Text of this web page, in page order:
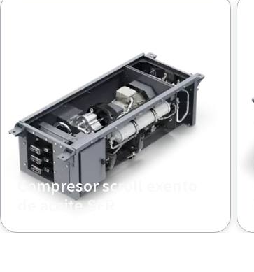
Compresor scroll exento
de aceite SFR